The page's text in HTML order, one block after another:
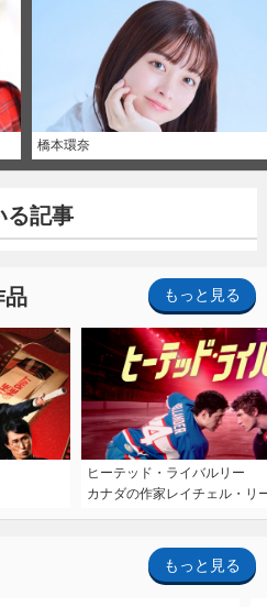
橋本環奈
る記事
品 もっと見る
ヒーテッド・ライバルリー
カナダの作家レイチェル・リ
もっと見る